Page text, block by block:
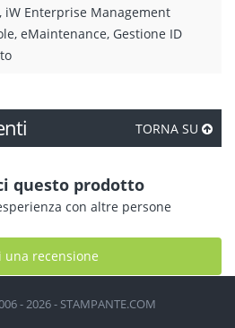
iW Enterprise Management
eMaintenance, Gestione ID
TORNA SU
questo prodotto
con altre persone
una recensione
- 2026 - STAMPANTE.COM